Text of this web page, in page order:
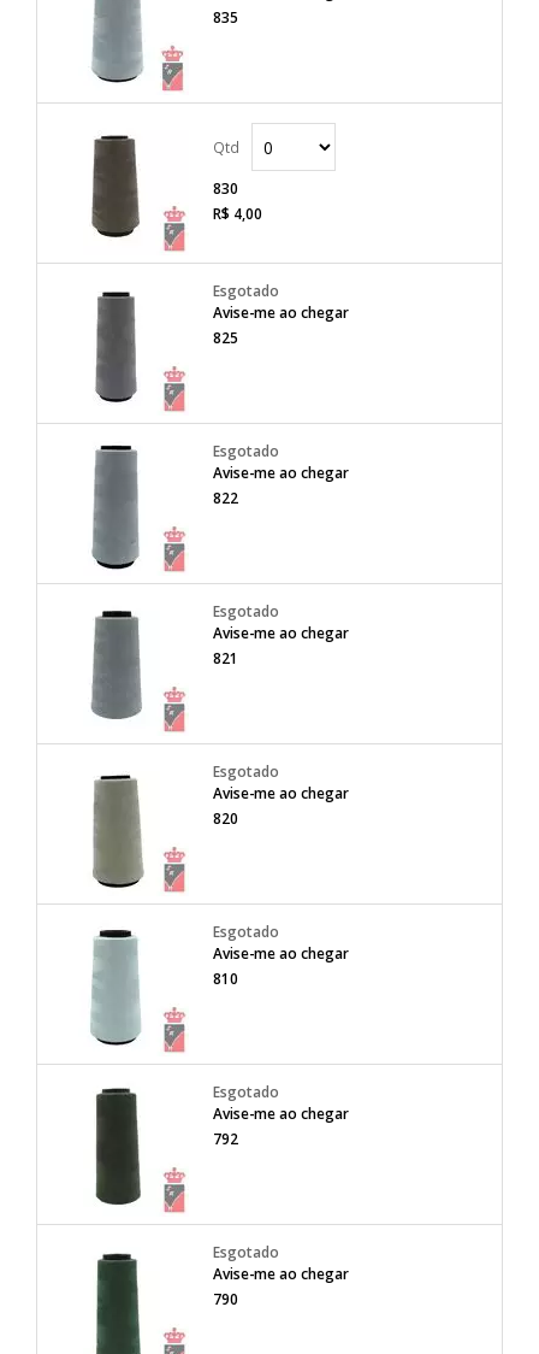
835
830
R$ 4,00
Avise-me ao chegar
825
Avise-me ao chegar
822
Avise-me ao chegar
821
Avise-me ao chegar
820
Avise-me ao chegar
810
Avise-me ao chegar
792
Avise-me ao chegar
790